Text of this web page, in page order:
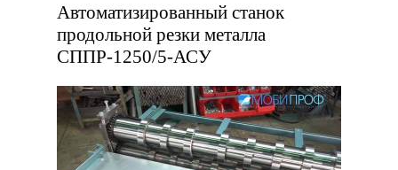
Автоматизированный станок
продольной резки металла
СППР-1250/5-АСУ